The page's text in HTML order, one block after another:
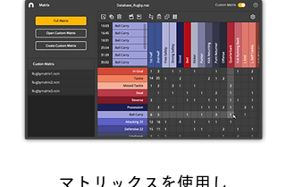
マトリックスを使用し